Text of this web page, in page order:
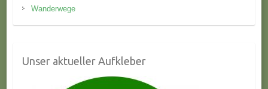
Wanderwege
Unser aktueller Aufkleber